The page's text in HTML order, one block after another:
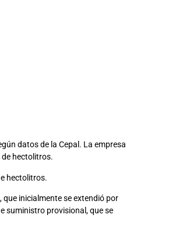
datos de la Cepal. La empresa
hectolitros.
hectolitros.
inicialmente se extendió por
suministro provisional, que se